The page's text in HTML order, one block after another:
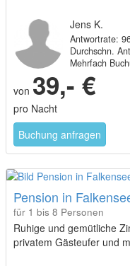
Jens K.
Antwortrate:
Durchschn.
Mehrfach
von 39,- €
pro Nacht
Buchung anfragen
Pension in
für 1 bis 8 Personen
Ruhige und gemütliche
privatem Gästeufer und